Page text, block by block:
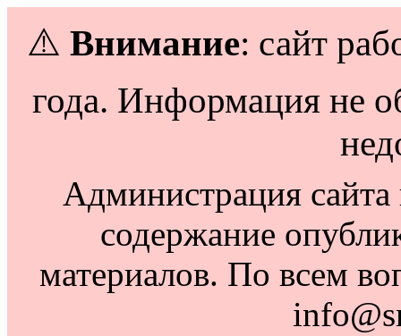
⚠️ Внимание: сайт
года. Информация не
Администрация сайта
содержание
материалов. По всем